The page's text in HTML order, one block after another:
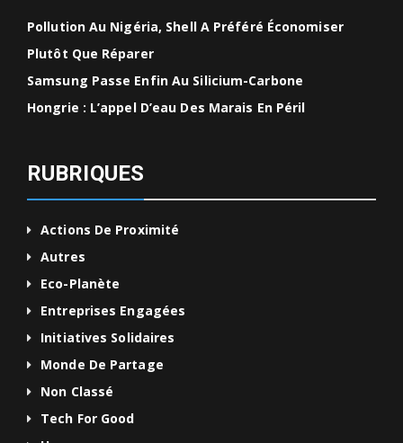
Pollution Au Nigéria, Shell A Préféré Économiser
Plutôt Que Réparer
Samsung Passe Enfin Au Silicium-Carbone
Hongrie : L’appel D’eau Des Marais En Péril
RUBRIQUES
Actions De Proximité
Autres
Eco-Planète
Entreprises Engagées
Initiatives Solidaires
Monde De Partage
Non Classé
Tech For Good